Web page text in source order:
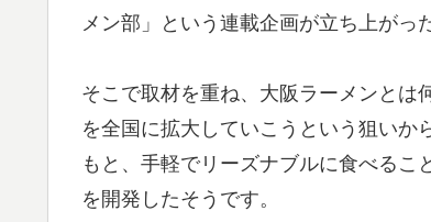
メン部」という連載企画が立ち上がっ
そこで取材を重ね、大阪ラーメンとは
を全国に拡大していこうという狙いか
もと、手軽でリーズナブルに食べる
を開発したそうです。